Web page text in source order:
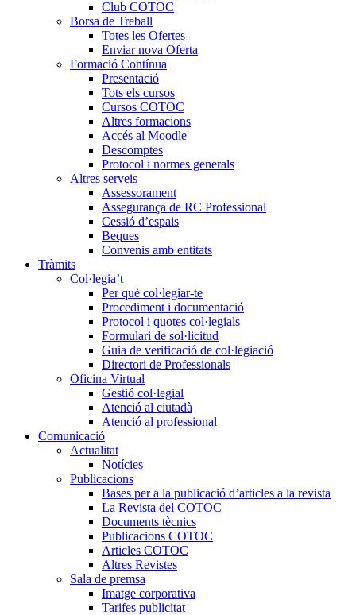
Club COTOC
Borsa de Treball
Totes les Ofertes
Enviar nova Oferta
Formació Contínua
Presentació
Tots els cursos
Cursos COTOC
Altres formacions
Accés al Moodle
Descomptes
Protocol i normes generals
Altres serveis
Assessorament
Assegurança de RC Professional
Cessió d’espais
Beques
Convenis amb entitats
Tràmits
Col·legia’t
Per què col·legiar-te
Procediment i documentació
Protocol i quotes col·legials
Formulari de sol·licitud
Guia de verificació de col·legiació
Directori de Professionals
Oficina Virtual
Gestió col·legial
Atenció al ciutadà
Atenció al professional
Comunicació
Actualitat
Notícies
Publicacions
Bases per a la publicació d’articles a la revista
La Revista del COTOC
Documents tècnics
Publicacions COTOC
Articles COTOC
Altres Revistes
Sala de premsa
Imatge corporativa
Tarifes publicitat